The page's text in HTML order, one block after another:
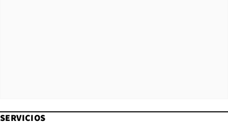
SERVICIOS